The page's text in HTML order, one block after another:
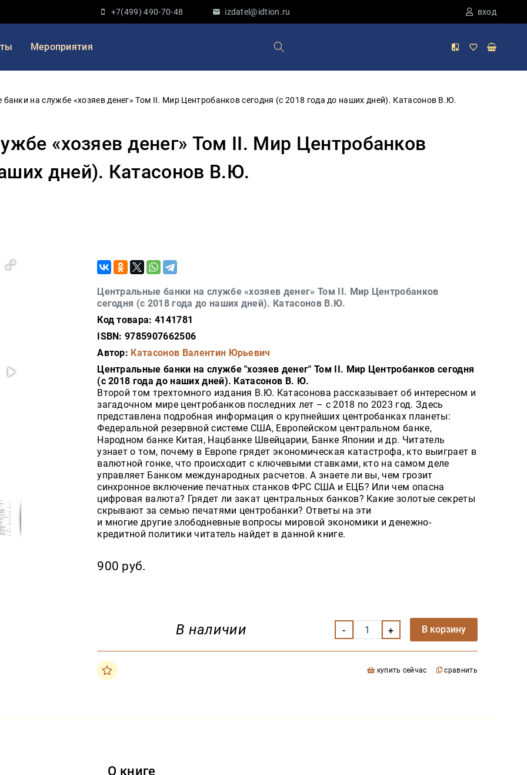
+7(499) 490-70-48 izdatel@idtion.ru вход
Мероприятия
банки на службе «хозяев денег» Том II. Мир Центробанков сегодня (с 2018 года до наших дней). Катасонов В.Ю.
«хозяев денег» Том II. Мир Центробанков
дней). Катасонов В.Ю.
Центральные банки на службе «хозяев денег» Том II. Мир Центробанков
сегодня (с 2018 года до наших дней). Катасонов В.Ю.
Код товара: 4141781
ISBN: 9785907662506
Автор: Катасонов Валентин Юрьевич
Центральные банки на службе "хозяев денег" Том II. Мир Центробанков сегодня
(с 2018 года до наших дней). Катасонов В. Ю.
Второй том трехтомного издания В.Ю. Катасонова рассказывает об интересном и
загадочном мире центробанков последних лет – с 2018 по 2023 год. Здесь
представлена подробная информация о крупнейших центробанках планеты:
Федеральной резервной системе США, Европейском центральном банке,
Народном банке Китая, Нацбанке Швейцарии, Банке Японии и др. Читатель
узнает о том, почему в Европе грядет экономическая катастрофа, кто выиграет в
валютной гонке, что происходит с ключевыми ставками, кто на самом деле
управляет Банком международных расчетов. А знаете ли вы, чем грозит
синхронное включение печатных станков ФРС США и ЕЦБ? Или чем опасна
цифровая валюта? Грядет ли закат центральных банков? Какие золотые секреты
скрывают за семью печатями центробанки? Ответы на эти
и многие другие злободневные вопросы мировой экономики и денежно-
кредитной политики читатель найдет в данной книге.
900 руб.
В наличии В корзину
купить сейчас сравнить
О книге